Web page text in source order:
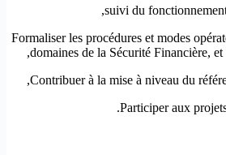
suivi du
Formaliser les procédures et modes
domaines de la Sécurité Financière,
Contribuer à la mise à niveau du
Participer aux